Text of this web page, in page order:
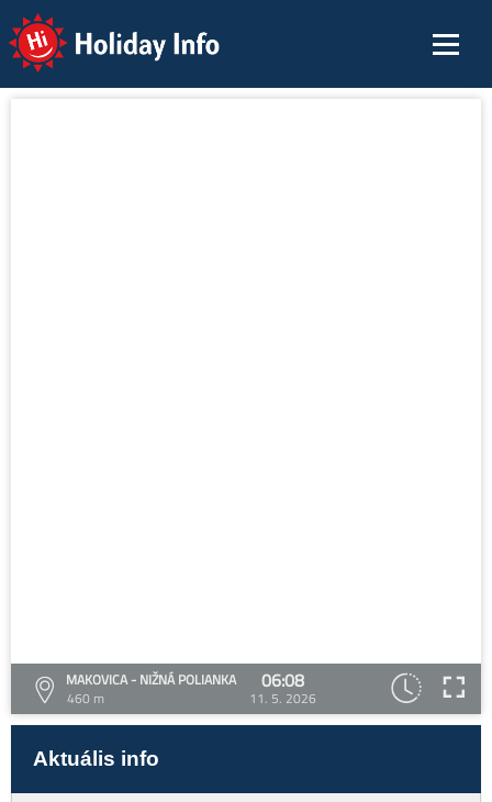
Holiday Info
MAKOVICA - NIŽNÁ POLIANKA
460 m
06:08
11. 5. 2026
Aktuális info